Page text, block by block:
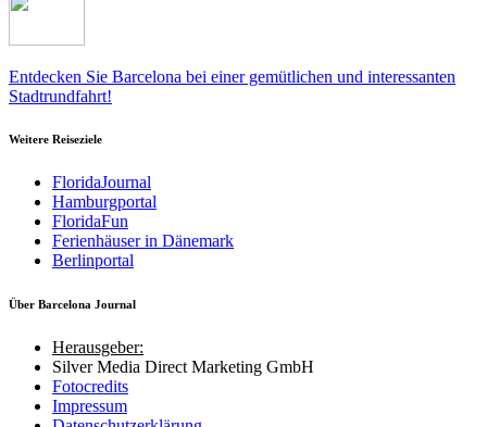
Entdecken Sie Barcelona bei einer gemütlichen und interessanten
Stadtrundfahrt!
Weitere Reiseziele
FloridaJournal
Hamburgportal
FloridaFun
Ferienhäuser in Dänemark
Berlinportal
Über Barcelona Journal
Herausgeber:
Silver Media Direct Marketing GmbH
Fotocredits
Impressum